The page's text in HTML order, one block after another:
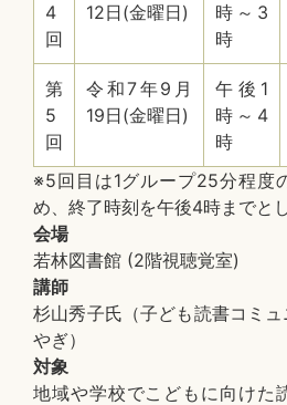
4
回
12日(金曜日)
時～3
時
第
5
回
令和7年9月
19日(金曜日)
午後1
時～4
時
※5回目は1グループ25分程度
め、終了時刻を午後4時までと
会場
若林図書館 (2階視聴覚室)
講師
杉山秀子氏（子ども読書コミ
やぎ）
対象
地域や学校でこどもに向けた